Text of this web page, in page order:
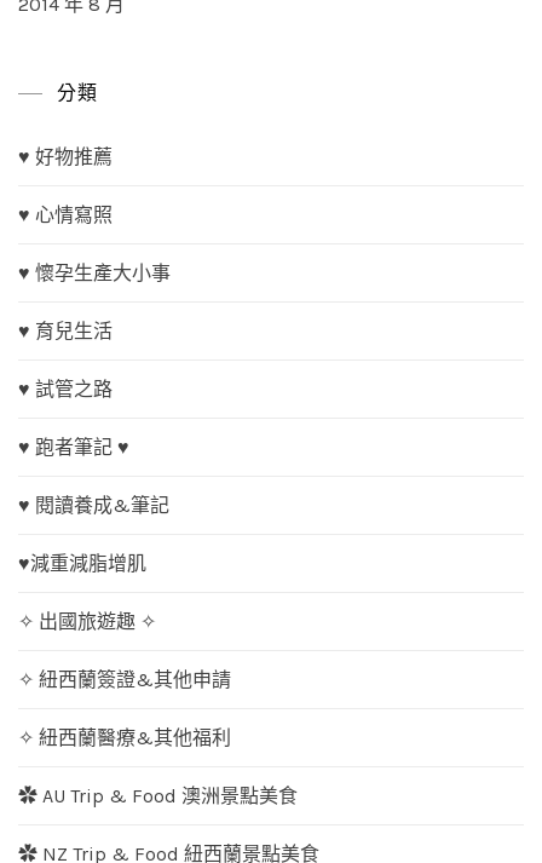
分類
♥ 好物推薦
♥ 心情寫照
♥ 懷孕生產大小事
♥ 育兒生活
♥ 試管之路
♥ 跑者筆記 ♥
♥ 閱讀養成&筆記
♥減重減脂增肌
✧ 出國旅遊趣 ✧
✧ 紐西蘭簽證&其他申請
✧ 紐西蘭醫療&其他福利
✿ AU Trip & Food 澳洲景點美食
✿ NZ Trip & Food 紐西蘭景點美食